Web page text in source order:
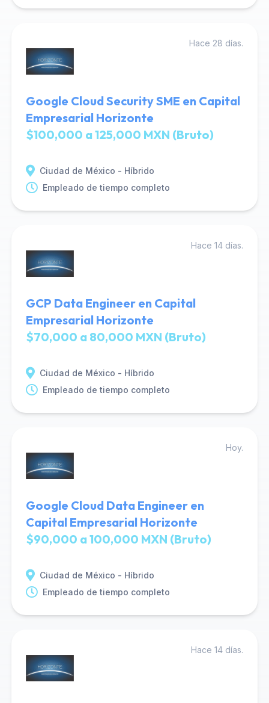
Hace 28 días.
Google Cloud Security SME en Capital
Empresarial Horizonte
$100,000 a 125,000 MXN (Bruto)
Ciudad de México - Híbrido
Empleado de tiempo completo
Hace 14 días.
GCP Data Engineer en Capital
Empresarial Horizonte
$70,000 a 80,000 MXN (Bruto)
Ciudad de México - Híbrido
Empleado de tiempo completo
Hoy.
Google Cloud Data Engineer en
Capital Empresarial Horizonte
$90,000 a 100,000 MXN (Bruto)
Ciudad de México - Híbrido
Empleado de tiempo completo
Hace 14 días.